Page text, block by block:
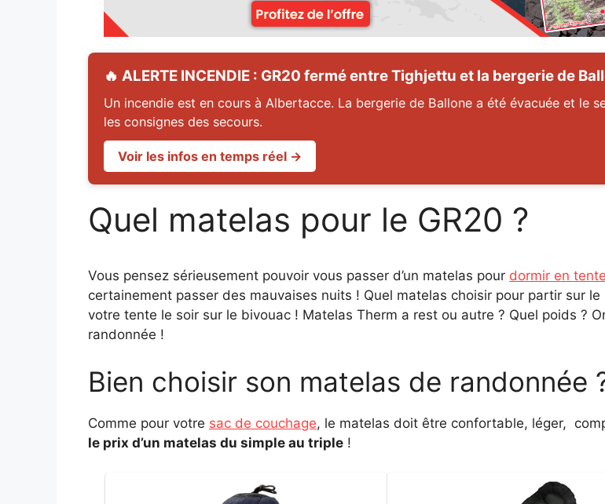
🔥 ALERTE INCENDIE : GR20 fermé entre Tighjettu et la bergerie de
Un incendie est en cours à Albertacce. La bergerie de Ballone a été évacuée et le
les consignes des secours.
Voir les infos en temps réel →
Quel matelas pour le GR20 ?
Vous pensez sérieusement pouvoir vous passer d’un matelas pour dormir en
certainement passer des mauvaises nuits ! Quel matelas choisir pour partir sur
votre tente le soir sur le bivouac ! Matelas Therm a rest ou autre ? Quel poids ?
randonnée !
Bien choisir son matelas de randonnée
Comme pour votre sac de couchage, le matelas doit être confortable, léger,
le prix d’un matelas du simple au triple !